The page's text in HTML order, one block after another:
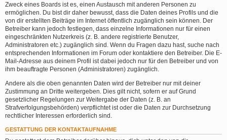
Zweck eines Boards ist es, einen Austausch mit anderen Personen zu
ermöglichen. Du bist dir daher bewusst, dass die Daten deines Profils und die
von dir erstellten Beiträge im Internet öffentlich zugänglich sein können. Der
Betreiber kann jedoch festlegen, dass einzelne Informationen nur für einen
eingeschränkten Nutzerkreis (z. B. andere registrierte Benutzer,
Administratoren etc.) zugänglich sind. Wenn du Fragen dazu hast, suche nach
entsprechenden Informationen im Forum oder kontaktiere den Betreiber. Die E-
Mail-Adresse aus deinem Profil ist dabei jedoch nur für den Betreiber und von
ihm beauftragte Personen (Administratoren) zugänglich.
Andere als die oben genannten Daten wird der Betreiber nur mit deiner
Zustimmung an Dritte weitergeben. Dies gilt nicht, sofern er auf Grund
gesetzlicher Regelungen zur Weitergabe der Daten (z. B. an
Strafverfolgungsbehörden) verpflichtet ist oder die Daten zur Durchsetzung
rechtlicher Interessen erforderlich sind.
GESTATTUNG DER KONTAKTAUFNAHME